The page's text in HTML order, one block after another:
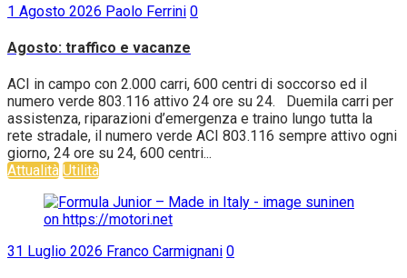
1 Agosto 2026 Paolo Ferrini 0
Agosto: traffico e vacanze
ACI in campo con 2.000 carri, 600 centri di soccorso ed il
numero verde 803.116 attivo 24 ore su 24. Duemila carri per
assistenza, riparazioni d’emergenza e traino lungo tutta la
rete stradale, il numero verde ACI 803.116 sempre attivo ogni
giorno, 24 ore su 24, 600 centri...
Attualità Utilità
31 Luglio 2026 Franco Carmignani 0